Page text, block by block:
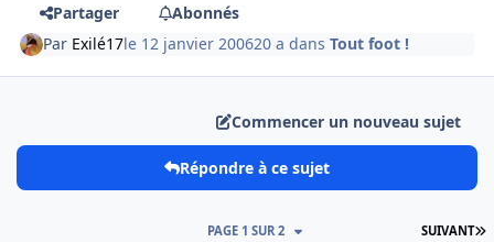
Partager
Abonnés
Par Exilé17le 12 janvier 200620 a dansTout foot !
Commencer un nouveau sujet
Répondre à ce sujet
SUIVANT
PAGE 1 SUR 2